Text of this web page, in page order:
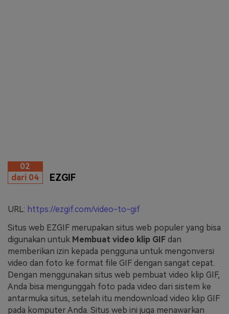
02
dari 04
EZGIF
URL: https://ezgif.com/video-to-gif
Situs web EZGIF merupakan situs web populer yang bisa
digunakan untuk Membuat video klip GIF dan
memberikan izin kepada pengguna untuk mengonversi
video dan foto ke format file GIF dengan sangat cepat.
Dengan menggunakan situs web pembuat video klip GIF,
Anda bisa mengunggah foto pada video dari sistem ke
antarmuka situs, setelah itu mendownload video klip GIF
pada komputer Anda. Situs web ini juga menawarkan